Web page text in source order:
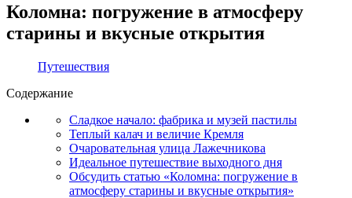
Коломна: погружение в атмосферу
старины и вкусные открытия
Путешествия
Содержание
Сладкое начало: фабрика и музей пастилы
Теплый калач и величие Кремля
Очаровательная улица Лажечникова
Идеальное путешествие выходного дня
Обсудить статью «Коломна: погружение в
атмосферу старины и вкусные открытия»